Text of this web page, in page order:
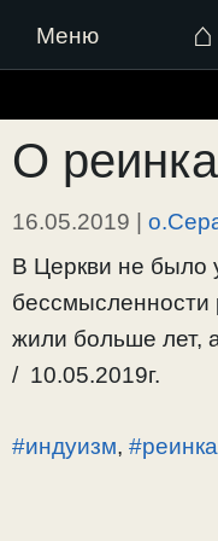
Меню ⌂
к
содержимому
О
16.05.2019 |
В Церкви не было
жили больше лет,
/ 10.05.2019г.
#индуизм,